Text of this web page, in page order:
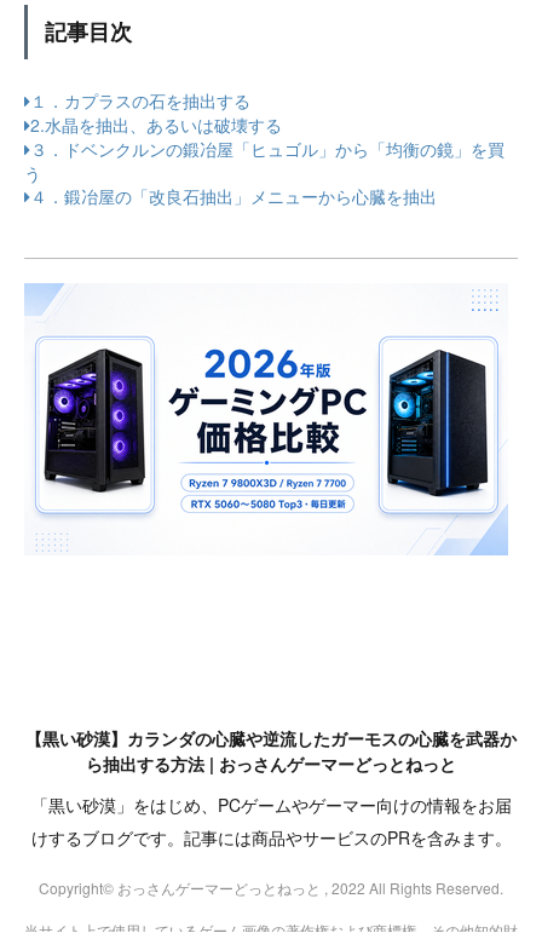
記事目次
１．カプラスの石を抽出する
2.水晶を抽出、あるいは破壊する
３．ドベンクルンの鍛冶屋「ヒュゴル」から「均衡の鏡」を買
う
４．鍛冶屋の「改良石抽出」メニューから心臓を抽出
【黒い砂漠】カランダの心臓や逆流したガーモスの心臓を武器か
ら抽出する方法 | おっさんゲーマーどっとねっと
「黒い砂漠」をはじめ、PCゲームやゲーマー向けの情報をお届
けするブログです。記事には商品やサービスのPRを含みます。
Copyright© おっさんゲーマーどっとねっと , 2022 All Rights Reserved.